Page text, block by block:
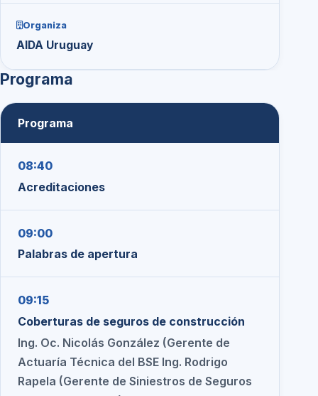
Organiza
AIDA Uruguay
Programa
Programa
08:40
Acreditaciones
09:00
Palabras de apertura
09:15
Coberturas de seguros de construcción
Ing. Oc. Nicolás González (Gerente de
Actuaría Técnica del BSE Ing. Rodrigo
Rapela (Gerente de Siniestros de Seguros